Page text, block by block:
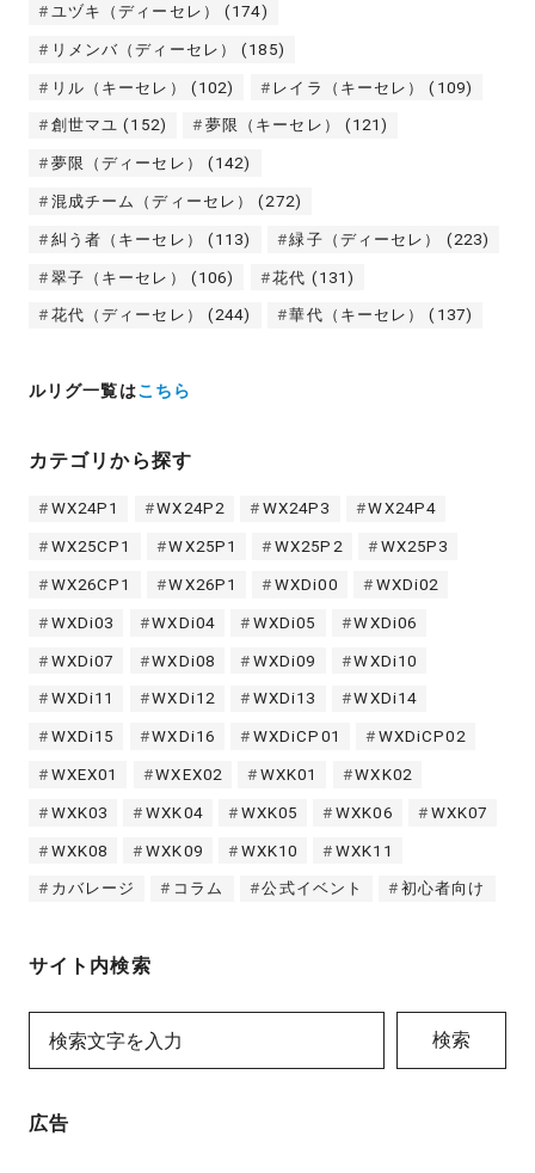
ユヅキ（ディーセレ） (174)
リメンバ（ディーセレ） (185)
リル（キーセレ） (102) レイラ（キーセレ） (109)
創世マユ (152) 夢限（キーセレ） (121)
夢限（ディーセレ） (142)
混成チーム（ディーセレ） (272)
糾う者（キーセレ） (113) 緑子（ディーセレ） (223)
翠子（キーセレ） (106) 花代 (131)
花代（ディーセレ） (244) 華代（キーセレ） (137)
ルリグ一覧はこちら
カテゴリから探す
WX24P1 WX24P2 WX24P3 WX24P4
WX25CP1 WX25P1 WX25P2 WX25P3
WX26CP1 WX26P1 WXDi00 WXDi02
WXDi03 WXDi04 WXDi05 WXDi06
WXDi07 WXDi08 WXDi09 WXDi10
WXDi11 WXDi12 WXDi13 WXDi14
WXDi15 WXDi16 WXDiCP01 WXDiCP02
WXEX01 WXEX02 WXK01 WXK02
WXK03 WXK04 WXK05 WXK06 WXK07
WXK08 WXK09 WXK10 WXK11
カバレージ コラム 公式イベント 初心者向け
サイト内検索
検索
広告